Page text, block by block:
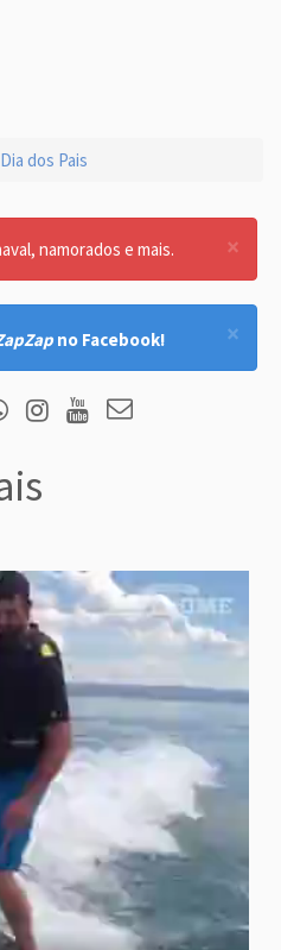
Dia dos Pais
×
namorados e mais.
×
no Facebook!